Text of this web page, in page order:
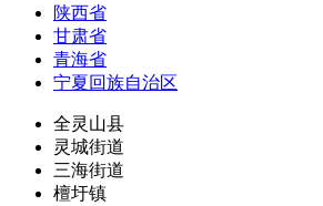
陕西省
甘肃省
青海省
宁夏回族自治区
全灵山县
灵城街道
三海街道
檀圩镇